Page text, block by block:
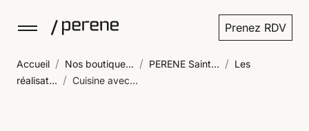
Prenez RDV
Accueil / Nos boutique... / PERENE Saint... / Les
réalisat... / Cuisine avec...